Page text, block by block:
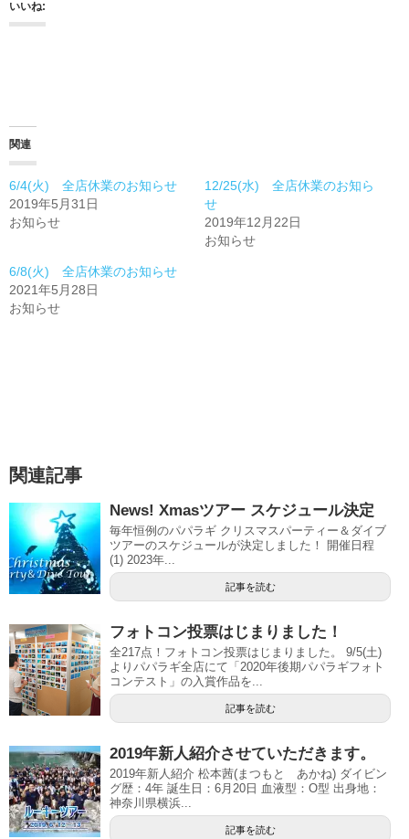
いいね:
関連
6/4(火) 全店休業のお知らせ
2019年5月31日
お知らせ
12/25(水) 全店休業のお知ら
せ
2019年12月22日
お知らせ
6/8(火) 全店休業のお知らせ
2021年5月28日
お知らせ
関連記事
News! Xmasツアー スケジュール決定
毎年恒例のパパラギ クリスマスパーティー＆ダイブ
ツアーのスケジュールが決定しました！ 開催日程
(1) 2023年...
記事を読む
フォトコン投票はじまりました！
全217点！フォトコン投票はじまりました。 9/5(土)
よりパパラギ全店にて「2020年後期パパラギフォト
コンテスト」の入賞作品を...
記事を読む
2019年新人紹介させていただきます。
2019年新人紹介 松本茜(まつもと あかね) ダイビン
グ歴：4年 誕生日：6月20日 血液型：O型 出身地：
神奈川県横浜...
記事を読む